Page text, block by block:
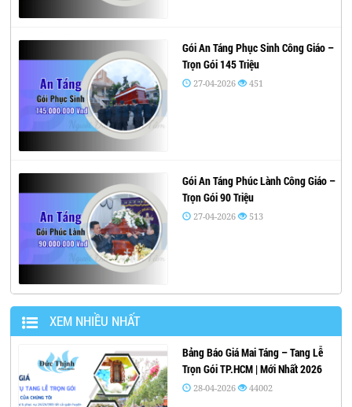
Gói An Táng Phục Sinh Công Giáo –
Trọn Gói 145 Triệu
27-04-2026 451
Gói An Táng Phúc Lành Công Giáo –
Trọn Gói 90 Triệu
27-04-2026 513
XEM NHIỀU NHẤT
Bảng Báo Giá Mai Táng – Tang Lễ
Trọn Gói TP.HCM | Mới Nhất 2026
28-04-2026 44002